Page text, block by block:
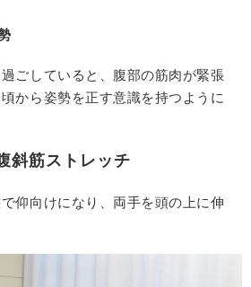
ごしていると、腹部の筋肉が緊張
から姿勢を正す意識を持つように
斜筋ストレッチ
仰向けになり、両手を頭の上に伸